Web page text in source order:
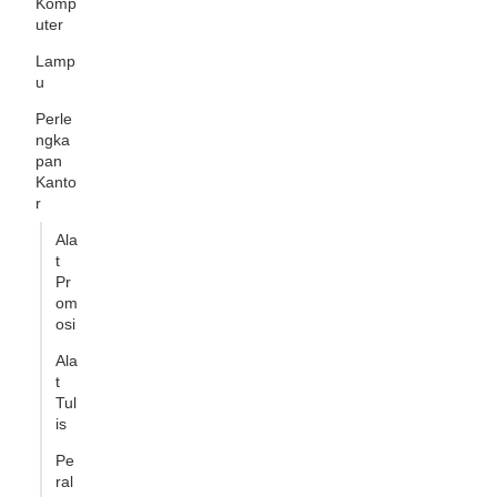
Komp
uter
Lamp
u
Perle
ngka
pan
Kanto
r
Ala
t
Pr
om
osi
Ala
t
Tul
is
Pe
ral